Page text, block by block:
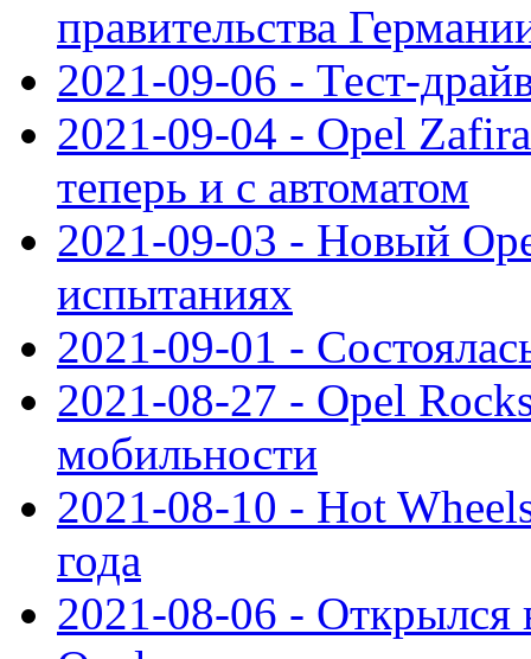
правительства
2021-09-06 - Тест-
2021-09-04 - Opel
теперь и с автоматом
2021-09-03 - Новый
испытаниях
2021-09-01 -
2021-08-27 - Opel
мобильности
2021-08-10 - Hot
года
2021-08-06 - Открылся